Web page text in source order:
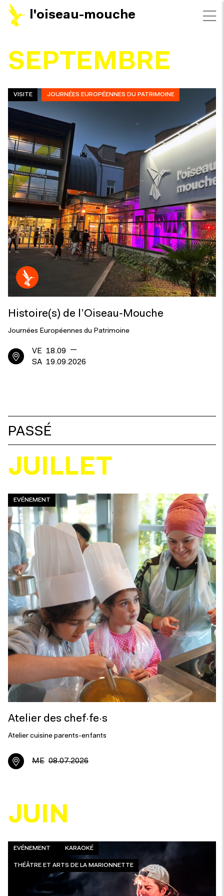
l'oiseau-mouche
FILTRES
SEPTEMBRE
VISITE JOURNÉES EUROPÉENNES DU PATRIMOINE
Histoire(s) de l’Oiseau-Mouche
Journées Européennes du Patrimoine
VE 18.09 —
SA 19.09.2026
PASSÉ
JUILLET
EVÉNEMENT
Atelier des chef·fe·s
Atelier cuisine parents-enfants
ME 08.07.2026
JUIN
EVÉNEMENT KARAOKÉ
THÉÂTRE ET ARTS DE LA MARIONNETTE